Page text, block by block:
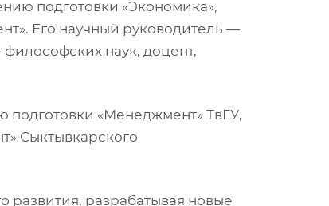
подготовки «Экономика»,
Его научный руководитель —
наук, доцент,
подготовки «Менеджмент» ТвГУ,
Сыктывкарского
развития, разрабатывая новые